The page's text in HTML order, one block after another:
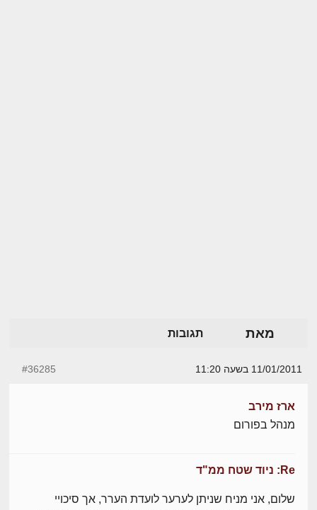
מאת תגובות
11/01/2011 בשעה 11:20 #36285
ארז מירב
מנהל בפורום
Re: ניוד שטח ממ"ד
שלום, אני מניח שניתן לערער לועדת הערר, אך סיכויי